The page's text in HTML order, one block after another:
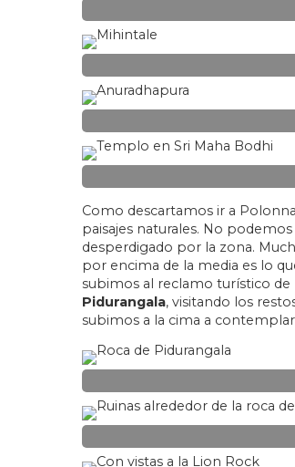
Como descartamos ir a
paisajes naturales. No
desperdigado por la zona.
por encima de la media es lo
subimos al reclamo turístico de
Pidurangala, visitando los
subimos a la cima a